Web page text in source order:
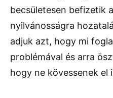
becsületesen befizetik
nyilvánosságra
adjuk azt, hogy mi
problémával és arra
hogy ne kövessenek el